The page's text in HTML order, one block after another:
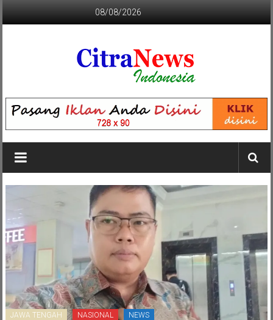
08/08/2026
CITRANEWS
INDONESIA
BERANI
DAN
KRISTIS
JAWA TENGAH NASIONAL NEWS